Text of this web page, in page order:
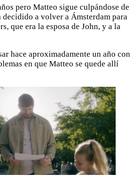
pero Matteo sigue culpándose de
decidido a volver a Ámsterdam para
que era la esposa de John, y a la
hace aproximadamente un año con
en que Matteo se quede allí